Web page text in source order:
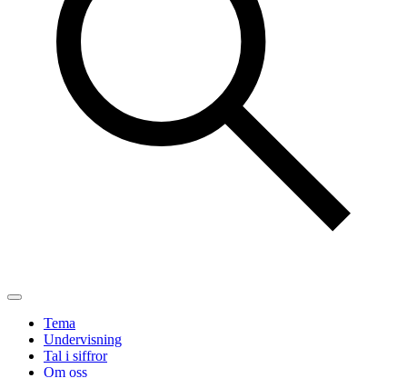
Tema
Undervisning
Tal i siffror
Om oss